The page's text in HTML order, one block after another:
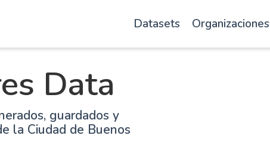
Datasets Organizaciones
Data
guardados y
la Ciudad de Buenos